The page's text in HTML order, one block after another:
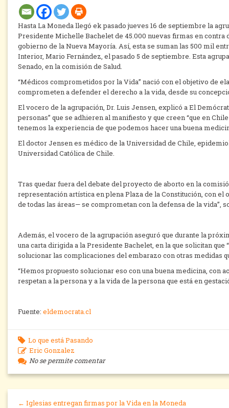
Hasta La Moneda llegó ek pasado jueves 16 de septiembre la
Presidente Michelle Bachelet de 45.000 nuevas firmas en
gobierno de la Nueva Mayoría. Así, esta se suman las 500 mil
Interior, Mario Fernández, el pasado 5 de septiembre. Esta
Senado, en la comisión de Salud.
“Médicos comprometidos por la Vida” nació con el objetivo de
comprometen a defender el derecho a la vida, desde su
El vocero de la agrupación, Dr. Luis Jensen, explicó a El
personas” que se adhieren al manifiesto y que creen “que en
tenemos la experiencia de que podemos hacer una buena
El doctor Jensen es médico de la Universidad de Chile,
Universidad Católica de Chile.
Tras quedar fuera del debate del proyecto de aborto en la
representación artística en plena Plaza de la Constitución, con
de todas las áreas— se comprometan con la defensa de la vida”,
Además, el vocero de la agrupación aseguró que durante la
una carta dirigida a la Presidente Bachelet, en la que solicitan
solucionar las complicaciones del embarazo con otras medidas
“Hemos propuesto solucionar eso con una buena medicina,
respetan a la persona y a la vida de la persona que está en
Fuente: eldemocrata.cl
Lo que está Pasando
Eric Gonzalez
No se permite comentar
← Iglesias entregan firmas por la Vida en la Moneda